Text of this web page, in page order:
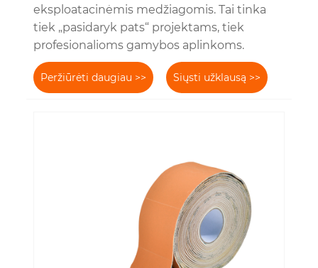
eksploatacinėmis medžiagomis. Tai tinka
tiek „pasidaryk pats“ projektams, tiek
profesionalioms gamybos aplinkoms.
Peržiūrėti daugiau >> Siųsti užklausą >>